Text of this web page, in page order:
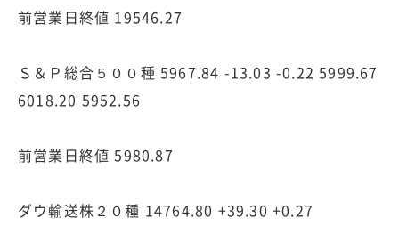
前営業日終値 19546.27
Ｓ＆Ｐ総合５００種 5967.84 -13.03 -0.22 5999.67
6018.20 5952.56
前営業日終値 5980.87
ダウ輸送株２０種 14764.80 +39.30 +0.27